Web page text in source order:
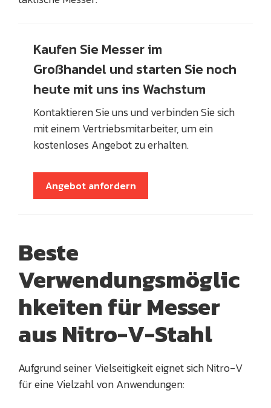
Kaufen Sie Messer im
Großhandel und starten Sie noch
heute mit uns ins Wachstum
Kontaktieren Sie uns und verbinden Sie sich
mit einem Vertriebsmitarbeiter, um ein
kostenloses Angebot zu erhalten.
Angebot anfordern
Beste
Verwendungsmöglic
hkeiten für Messer
aus Nitro-V-Stahl
Aufgrund seiner Vielseitigkeit eignet sich Nitro-V
für eine Vielzahl von Anwendungen: